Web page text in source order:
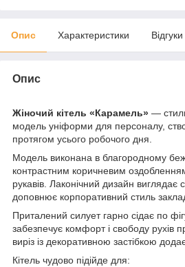
Опис Характеристики
Опис
Жіночий кітель «Карамель» —
модель уніформи для персоналу,
протягом усього робочого дня.
Модель виконана в благородному
контрастним коричневим
рукавів. Лаконічний дизайн виглядає
доповнює корпоративний стиль
Приталений силует гарно сідає по
забезпечує комфорт і свободу рухів
виріз із декоративною застібкою
Кітель чудово підійде для: